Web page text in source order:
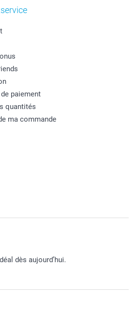
paiement
quantités
ma commande
dès aujourd’hui.